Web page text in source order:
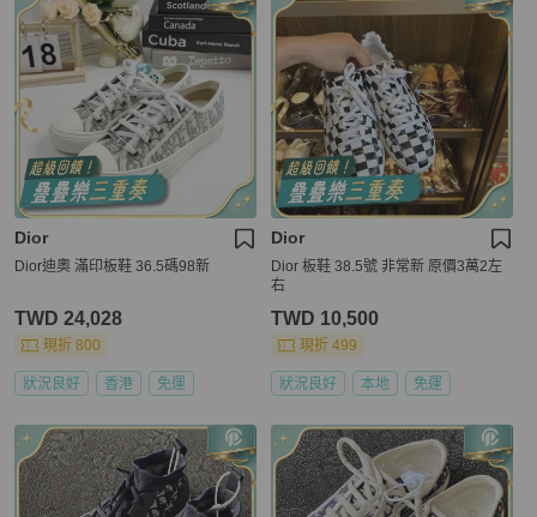
Dior
Dior迪奧 滿印板鞋 36.5碼98新
TWD 24,028
現折 800
狀況良好 香港 免運
Dior
Dior 板鞋 38.5號 非常新 原價3萬2左
右
TWD 10,500
現折 499
狀況良好 本地 免運